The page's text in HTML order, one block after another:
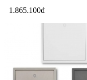
1.865.100đ